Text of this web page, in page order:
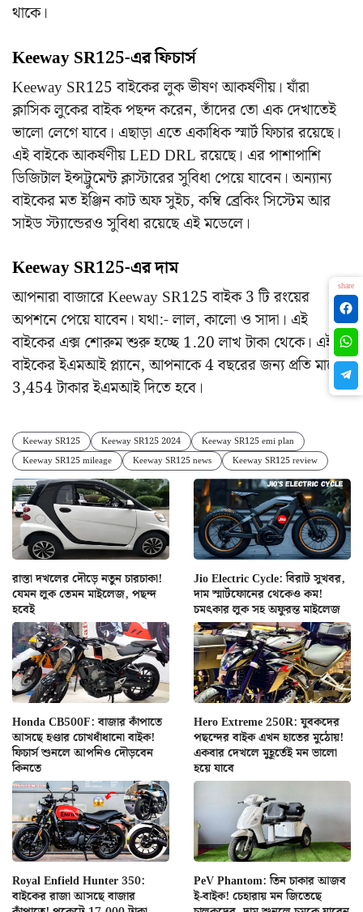
থাকে।
Keeway SR125-এর ফিচার্স
Keeway SR125 বাইকের লুক ভীষণ আকর্ষণীয়। যাঁরা
ক্লাসিক লুকের বাইক পছন্দ করেন, তাঁদের তো এক দেখাতেই
ভালো লেগে যাবে। এছাড়া এতে একাধিক স্মার্ট ফিচার রয়েছে।
এই বাইকে আকর্ষণীয় LED DRL রয়েছে। এর পাশাপাশি
ডিজিটাল ইন্সট্রুমেন্ট ক্লাস্টারের সুবিধা পেয়ে যাবেন। অন্যান্য
বাইকের মত ইঞ্জিন কাট অফ সুইচ, কম্বি ব্রেকিং সিস্টেম আর
সাইড স্ট্যান্ডেরও সুবিধা রয়েছে এই মডেলে।
Keeway SR125-এর দাম
আপনারা বাজারে Keeway SR125 বাইক 3‌ টি রংয়ের
অপশনে পেয়ে যাবেন। যথা:- লাল, কালো ও সাদা। এই
বাইকের এক্স শোরুম শুরু হচ্ছে 1.20 লাখ টাকা থেকে। এই
বাইকের ইএমআই প্ল্যানে, আপনাকে 4 বছরের জন্য প্রতি মাসে
3,454 টাকার ইএমআই দিতে হবে।
Keeway SR125 Keeway SR125 2024
Keeway SR125 emi plan
Keeway SR125 mileage
Keeway SR125 news Keeway SR125 review
রাস্তা দখলের দৌড়ে নতুন চারচাকা!
যেমন লুক তেমন মাইলেজ, পছন্দ
হবেই
Jio Electric Cycle: বিরাট সুখবর,
দাম স্মার্টফোনের থেকেও কম!
চমৎকার লুক সহ অফুরন্ত মাইলেজ
Honda CB500F: বাজার কাঁপাতে
আসছে হণ্ডার চোখধাঁধানো বাইক!
ফিচার্স শুনলে আপনিও দৌড়বেন
কিনতে
Hero Extreme 250R: যুবকদের
পছন্দের বাইক এখন হাতের মুঠোয়!
একবার দেখলে মুহূর্তেই মন ভালো
হয়ে যাবে
Royal Enfield Hunter 350:
বাইকের রাজা আসছে বাজার
PeV Phantom: তিন চাকার আজব
ই-বাইক! চেহারায় মন জিতেছে
share